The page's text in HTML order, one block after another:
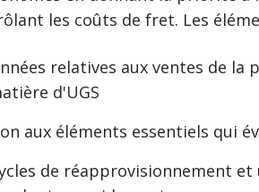
les coûts de fret. Les
relatives aux ventes de
d'UGS
aux éléments essentiels qui
de réapprovisionnement